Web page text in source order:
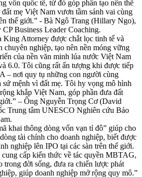
vốn quốc tế, từ đó góp phần tạo nên thế
mẹ Việt Nam vươn tầm sánh vai cùng
thế giới.” - Bà Ngô Trang (Hillary Ngo),
Business Leader Coaching.
King Attorney được chắt lọc tinh tế và
chuyên nghiệp, tạo nên nền móng vững
của nền văn minh lúa nước Việt Nam
6.0. Tôi cũng rất ấn tượng khi được tiếp
– nơi quy tụ những con người cùng
sứ mệnh vì đất mẹ. Tôi hy vọng mô hình
khắp Việt Nam, góp phần đưa đất
– Ông Nguyễn Trọng Cơ (David
Trung tâm UNESCO Nghiên cứu Bảo
khai thông dòng vốn vạn tỉ đô” giúp cho
tài chính cho doanh nghiệp, biết được
nghiệp lên IPO tại các sàn trên thế giới.
cấp kiến thức về tác quyền MBTAG,
trong đời sống, đưa ra chiến lược phát
giúp doanh nghiệp mở rộng quy mô.”